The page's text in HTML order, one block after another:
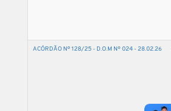
ACÓRDÃO Nº 128/25 - D.O.M Nº 024 - 28.02.26